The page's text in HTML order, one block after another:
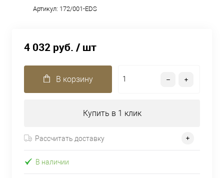
Артикул: 172/001-EDS
4 032 руб. / шт
В корзину
Купить в 1 клик
Рассчитать доставку
В наличии